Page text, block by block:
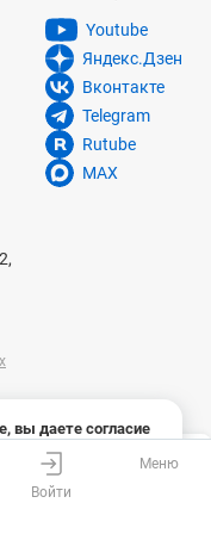
вы даете согласие
и сбор данных
Youtube
Яндекс.Дзен
Вконтакте
Telegram
Rutube
MAX
и не является
Статьи 437
Технические
уведомления.
Войти
Меню